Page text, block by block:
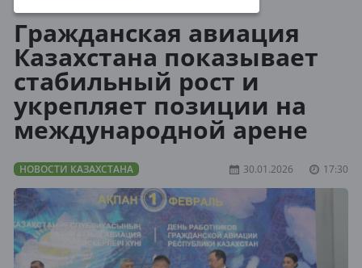
Гражданская авиация
Казахстана показывает
стабильный рост и
укрепляет позиции на
международной арене
НОВОСТИ КАЗАХСТАНА 30.01.2026 17:30